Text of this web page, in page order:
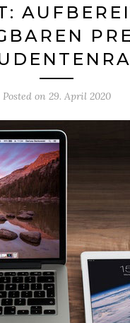
Posted on 29. April 2020